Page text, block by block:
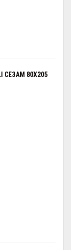
80X205